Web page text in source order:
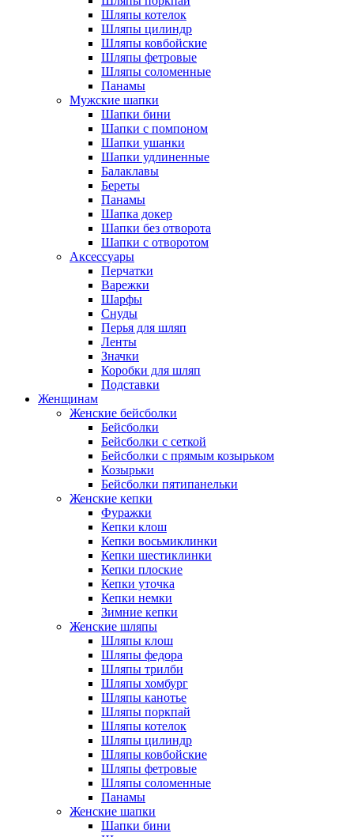
Шляпы котелок
Шляпы цилиндр
Шляпы ковбойские
Шляпы фетровые
Шляпы соломенные
Панамы
Мужские шапки
Шапки бини
Шапки с помпоном
Шапки ушанки
Шапки удлиненные
Балаклавы
Береты
Панамы
Шапка докер
Шапки без отворота
Шапки с отворотом
Аксессуары
Перчатки
Варежки
Шарфы
Снуды
Перья для шляп
Ленты
Значки
Коробки для шляп
Подставки
Женщинам
Женские бейсболки
Бейсболки
Бейсболки с сеткой
Бейсболки с прямым козырьком
Козырьки
Бейсболки пятипанельки
Женские кепки
Фуражки
Кепки клош
Кепки восьмиклинки
Кепки шестиклинки
Кепки плоские
Кепки уточка
Кепки немки
Зимние кепки
Женские шляпы
Шляпы клош
Шляпы федора
Шляпы трилби
Шляпы хомбург
Шляпы канотье
Шляпы поркпай
Шляпы котелок
Шляпы цилиндр
Шляпы ковбойские
Шляпы фетровые
Шляпы соломенные
Панамы
Женские шапки
Шапки бини